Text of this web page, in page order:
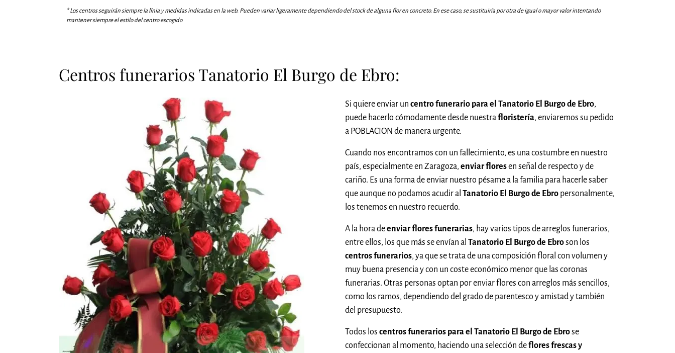
* Los centros seguirán siempre la línia y medidas indicadas en la web. Pueden variar ligeramente dependiendo del stock de alguna flor en concreto. En ese caso, se sustituiría por otra de igual o mayor valor intentando
mantener siempre el estilo del centro escogido
Centros funerarios Tanatorio El Burgo de Ebro:
Si quiere enviar un centro funerario para el Tanatorio El Burgo de Ebro,
puede hacerlo cómodamente desde nuestrafloristería, enviaremos su pedido
a POBLACION de manera urgente.
Cuando nos encontramos con un fallecimiento, es una costumbre en nuestro
país, especialmente en Zaragoza, enviar floresen señal de respecto y de
cariño. Es una forma de enviar nuestro pésame a la familia para hacerle saber
que aunque no podamos acudir al Tanatorio El Burgo de Ebro personalmente,
los tenemos en nuestro recuerdo.
A la hora deenviar flores funerarias, hay varios tipos de arreglos funerarios,
entre ellos, los que más se envían al Tanatorio El Burgo de Ebroson los
centros funerarios, ya que se trata de una composición floral con volumen y
muy buena presencia y con un coste económico menor que las coronas
funerarias. Otras personas optan por enviar flores con arreglos más sencillos,
como los ramos, dependiendo del grado de parentesco y amistad y también
del presupuesto.
Todos los centros funerarios para el Tanatorio El Burgo de Ebrose
confeccionan al momento, haciendo una selección deflores frescas y